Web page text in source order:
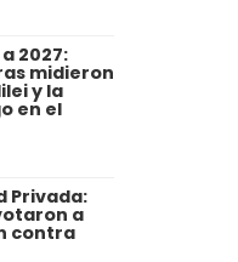
2027:
midieron
y la
en el
Privada:
a
contra